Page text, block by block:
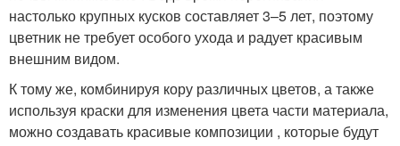
настолько крупных кусков составляет 3–5 лет, поэтому
цветник не требует особого ухода и радует красивым
внешним видом.
К тому же, комбинируя кору различных цветов, а также
используя краски для изменения цвета части материала,
можно создавать красивые композиции , которые будут